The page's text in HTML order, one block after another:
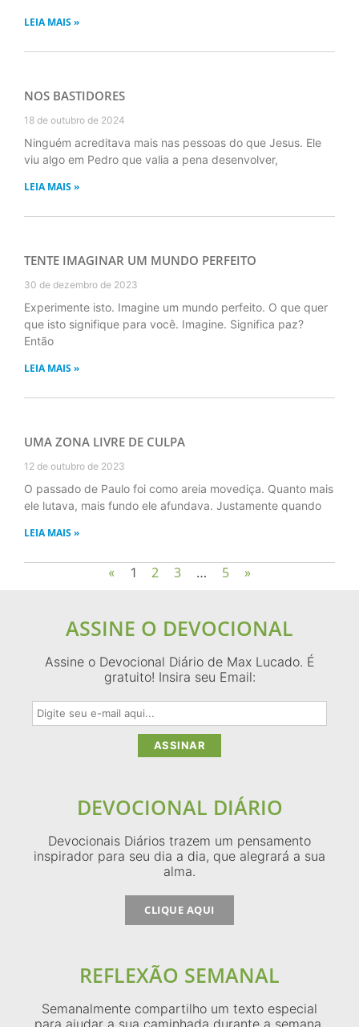
LEIA MAIS »
NOS BASTIDORES
18 de outubro de 2024
Ninguém acreditava mais nas pessoas do que Jesus. Ele
viu algo em Pedro que valia a pena desenvolver,
LEIA MAIS »
TENTE IMAGINAR UM MUNDO PERFEITO
30 de dezembro de 2023
Experimente isto. Imagine um mundo perfeito. O que quer
que isto signifique para você. Imagine. Significa paz?
Então
LEIA MAIS »
UMA ZONA LIVRE DE CULPA
12 de outubro de 2023
O passado de Paulo foi como areia movediça. Quanto mais
ele lutava, mais fundo ele afundava. Justamente quando
LEIA MAIS »
« 1 2 3 … 5 »
ASSINE O DEVOCIONAL
Assine o Devocional Diário de Max Lucado. É
gratuito! Insira seu Email:
DEVOCIONAL DIÁRIO
Devocionais Diários trazem um pensamento
inspirador para seu dia a dia, que alegrará a sua
alma.
CLIQUE AQUI
REFLEXÃO SEMANAL
Semanalmente compartilho um texto especial
para ajudar a sua caminhada durante a semana.